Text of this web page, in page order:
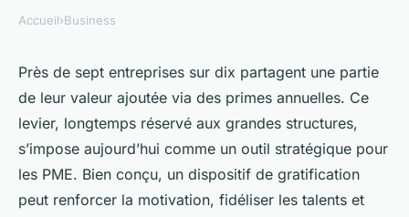
Quelles primes au travail pour
motiver les salariés ?
Meissa•30/06/2026 07:23•9 min de lecture
Accueil›Business
Près de sept entreprises sur dix partagent une partie
de leur valeur ajoutée via des primes annuelles. Ce
levier, longtemps réservé aux grandes structures,
s’impose aujourd’hui comme un outil stratégique pour
les PME. Bien conçu, un dispositif de gratification
peut renforcer la motivation, fidéliser les talents et